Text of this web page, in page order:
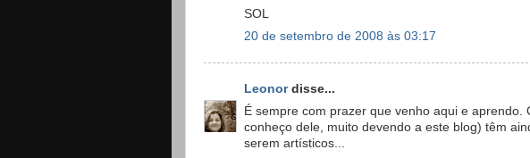
SOL
20 de setembro de 2008 às 03:17
Leonordisse...
É sempre com prazer que venho aqui e aprendo.
conheço dele, muito devendo a este blog) têm
serem artísticos...